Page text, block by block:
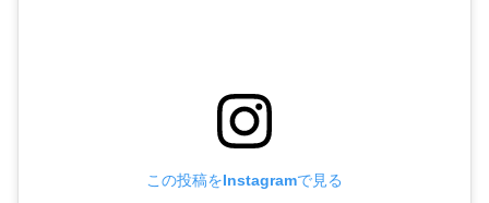
この投稿をInstagramで見る